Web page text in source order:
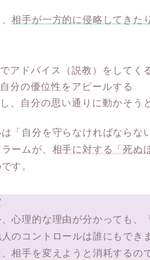
相手が一方的に侵略してきた
アドバイス（説教）をしてく
分の優位性をアピールする
、自分の思い通りに動かそう
「自分を守らなければならな
ームが、 相手に対する「死ぬ
す。
心理的な理由が分かっても、
のコントロールは誰にもでき
相手を変えようと消耗するの